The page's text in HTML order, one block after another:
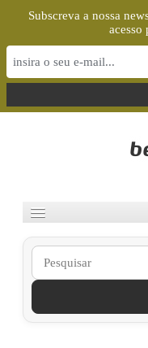
Subscreva a nossa
acesso